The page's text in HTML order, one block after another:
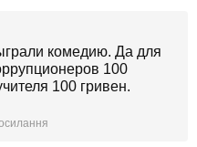
комедию. Да для
100
100 гривен.